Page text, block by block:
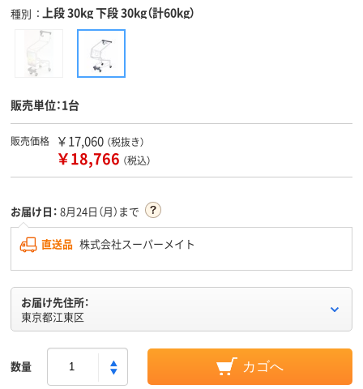
種別 上段 30kg 下段 30kg（計60kg）
販売単位：1台
販売価格 ￥17,060 （税抜き）
￥18,766 （税込）
お届け日： 8月24日（月）まで
直送品 株式会社スーパーメイト
お届け先住所：
東京都江東区
数量 カゴへ